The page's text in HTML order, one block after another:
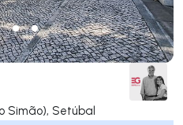
Simão), Setúbal